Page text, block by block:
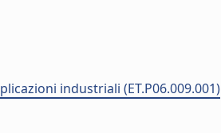
industriali (ET.P06.009.001)